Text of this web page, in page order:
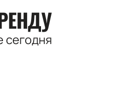
сегодня